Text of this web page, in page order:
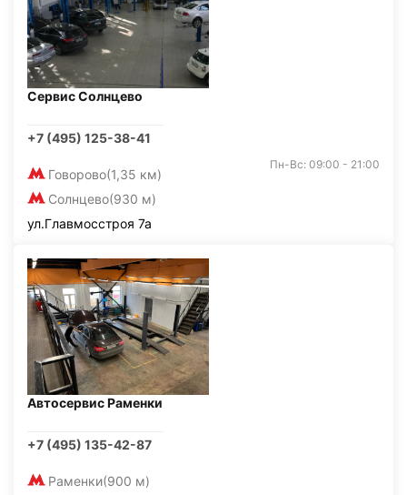
Сервис Солнцево
+7 (495) 125-38-41
Говорово(1,35 км)
Солнцево(930 м)
Пн-Вс: 09:00 - 21:00
ул.Главмосстроя 7а
Автосервис Раменки
+7 (495) 135-42-87
Раменки(900 м)